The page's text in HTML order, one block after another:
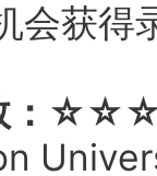
会获得
：